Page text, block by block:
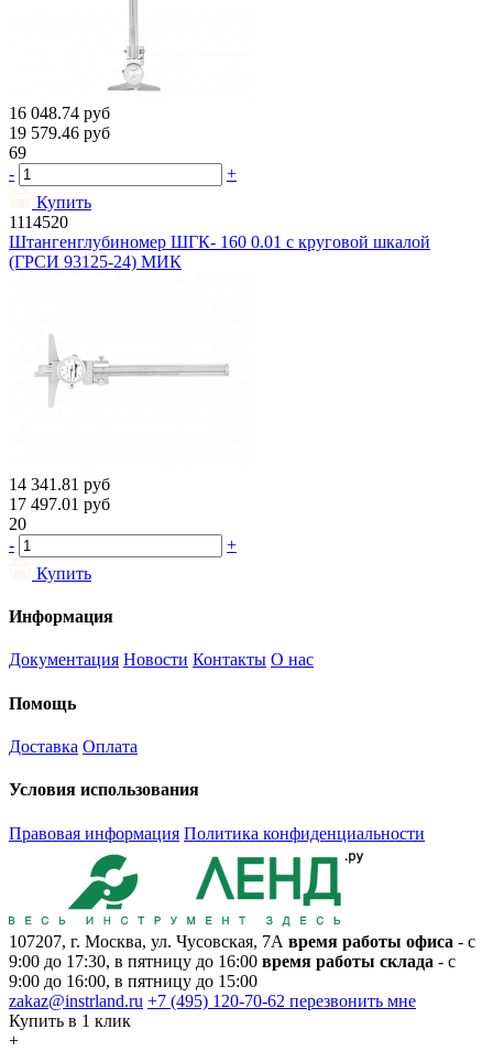
16 048.74 руб
19 579.46 руб
69
-
+
Купить
1114520
Штангенглубиномер ШГК- 160 0.01 с круговой шкалой
(ГРСИ 93125-24) МИК
14 341.81 руб
17 497.01 руб
20
-
+
Купить
Информация
Документация Новости Контакты О нас
Помощь
Доставка Оплата
Условия использования
Правовая информация Политика конфиденциальности
107207, г. Москва, ул. Чусовская, 7А время работы офиса - с
9:00 до 17:30, в пятницу до 16:00 время работы склада - с
9:00 до 16:00, в пятницу до 15:00
zakaz@instrland.ru +7 (495) 120-70-62 перезвонить мне
Купить в 1 клик
+